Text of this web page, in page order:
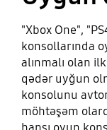
"Xbox One",
konsollarında
alınmalı olan
qədər uyğun
konsolunu
möhtəşəm